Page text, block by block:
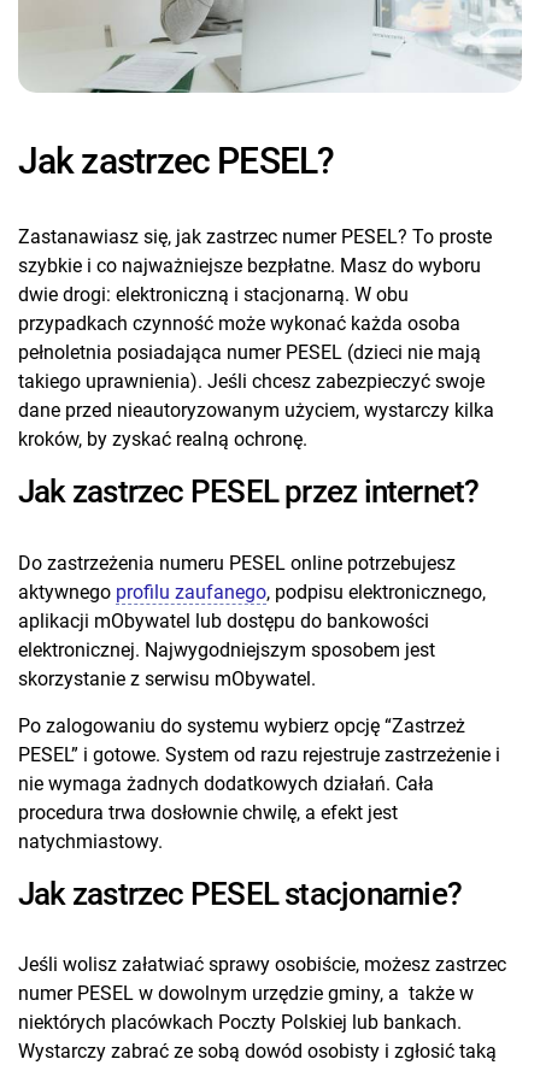
Jak zastrzec PESEL?
Zastanawiasz się, jak zastrzec numer PESEL? To proste
szybkie i co najważniejsze bezpłatne. Masz do wyboru
dwie drogi: elektroniczną i stacjonarną. W obu
przypadkach czynność może wykonać każda osoba
pełnoletnia posiadająca numer PESEL (dzieci nie mają
takiego uprawnienia). Jeśli chcesz zabezpieczyć swoje
dane przed nieautoryzowanym użyciem, wystarczy kilka
kroków, by zyskać realną ochronę.
Jak zastrzec PESEL przez internet?
Do zastrzeżenia numeru PESEL online potrzebujesz
aktywnego profilu zaufanego, podpisu elektronicznego,
aplikacji mObywatel lub dostępu do bankowości
elektronicznej. Najwygodniejszym sposobem jest
skorzystanie z serwisu mObywatel.
Po zalogowaniu do systemu wybierz opcję “Zastrzeż
PESEL” i gotowe. System od razu rejestruje zastrzeżenie i
nie wymaga żadnych dodatkowych działań. Cała
procedura trwa dosłownie chwilę, a efekt jest
natychmiastowy.
Jak zastrzec PESEL stacjonarnie?
Jeśli wolisz załatwiać sprawy osobiście, możesz zastrzec
numer PESEL w dowolnym urzędzie gminy, a także w
niektórych placówkach Poczty Polskiej lub bankach.
Wystarczy zabrać ze sobą dowód osobisty i zgłosić taką